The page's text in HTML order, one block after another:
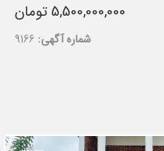
5,500,000,000 تومان
شماره آگهی: 9166